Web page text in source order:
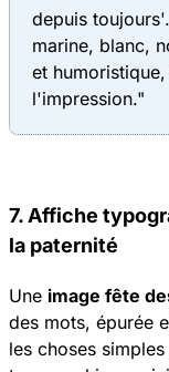
depuis
marine, blanc,
et
l'impression."
7. Affiche
la paternité
Une image fête
des mots, épurée
les choses